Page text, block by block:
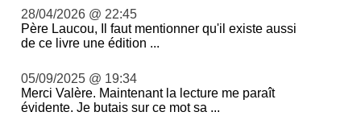
28/04/2026 @ 22:45
Père Laucou, Il faut mentionner qu'il existe aussi
de ce livre une édition ...
05/09/2025 @ 19:34
Merci Valère. Maintenant la lecture me paraît
évidente. Je butais sur ce mot sa ...